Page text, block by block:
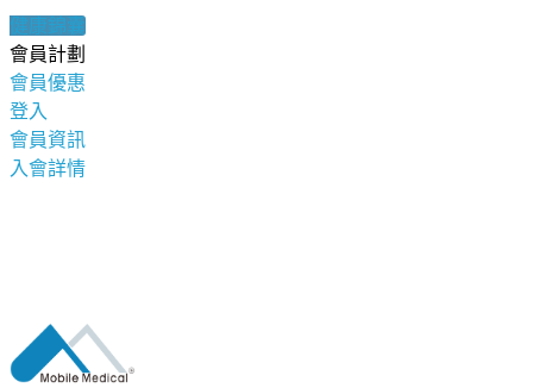
健康錦囊
會員計劃
會員優惠
登入
會員資訊
入會詳情